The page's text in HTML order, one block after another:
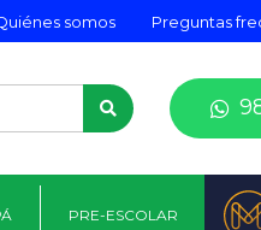
somos Preguntas
PRE-ESCOLAR